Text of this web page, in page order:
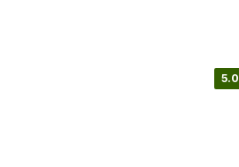
5.0